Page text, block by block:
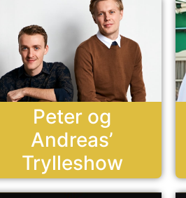
Peter og
Andreas’
Trylleshow